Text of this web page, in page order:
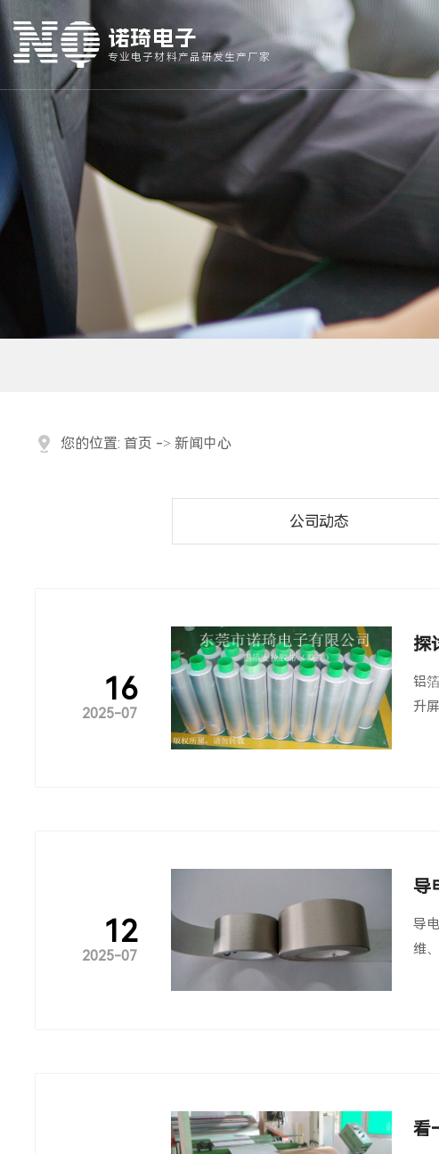
诺琦电子
专业电子材料产品研发生产厂家
您的位置: 首页 ->新闻中心
公司动态
16
2025-07
探
铝
升
12
2025-07
导
导
维
看